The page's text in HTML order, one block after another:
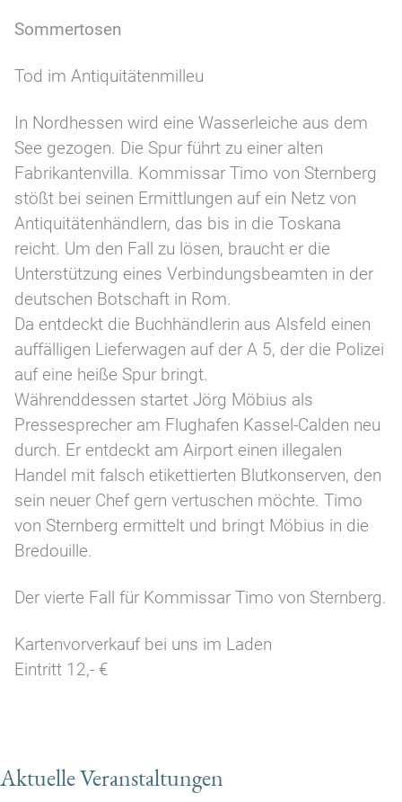
Sommertosen
Tod im Antiquitätenmilleu
In Nordhessen wird eine Wasserleiche aus dem
See gezogen. Die Spur führt zu einer alten
Fabrikantenvilla. Kommissar Timo von Sternberg
stößt bei seinen Ermittlungen auf ein Netz von
Antiquitätenhändlern, das bis in die Toskana
reicht. Um den Fall zu lösen, braucht er die
Unterstützung eines Verbindungsbeamten in der
deutschen Botschaft in Rom.
Da entdeckt die Buchhändlerin aus Alsfeld einen
auffälligen Lieferwagen auf der A 5, der die Polizei
auf eine heiße Spur bringt.
Währenddessen startet Jörg Möbius als
Pressesprecher am Flughafen Kassel-Calden neu
durch. Er entdeckt am Airport einen illegalen
Handel mit falsch etikettierten Blutkonserven, den
sein neuer Chef gern vertuschen möchte. Timo
von Sternberg ermittelt und bringt Möbius in die
Bredouille.
Der vierte Fall für Kommissar Timo von Sternberg.
Kartenvorverkauf bei uns im Laden
Eintritt 12,- €
Aktuelle Veranstaltungen